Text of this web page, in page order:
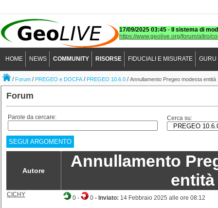
17/09/2025 03:45 -
Il sistema di
https://www.geolive.org/forum/altro/
HOME NEWS COMMUNITY RISORSE FIDUCIALI E MISURATE GURU
/Forum /PREGEO e DOCFA/PREGEO 10.6.0 /Annullamento Pregeo modesta entità
Forum
Parole da cercare: Cerca su:
SEGUI ARGOMENTO
Autore
Annullamento
entità
CICHY 0 - 0 - Inviato: 14 Febbraio 2025 alle ore 08:12